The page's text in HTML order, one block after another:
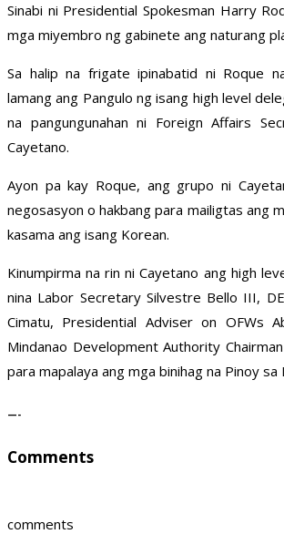
Sinabi ni Presidential Spokesman Harry
mga miyembro ng gabinete ang naturang
Sa halip na frigate ipinabatid ni Roque
lamang ang Pangulo ng isang high level
na pangungunahan ni Foreign Affairs
Cayetano.
Ayon pa kay Roque, ang grupo ni
negosasyon o hakbang para mailigtas ang
kasama ang isang Korean.
Kinumpirma na rin ni Cayetano ang high
nina Labor Secretary Silvestre Bello III,
Cimatu, Presidential Adviser on OFWs
Mindanao Development Authority
para mapalaya ang mga binihag na Pinoy sa
—-
Comments
comments